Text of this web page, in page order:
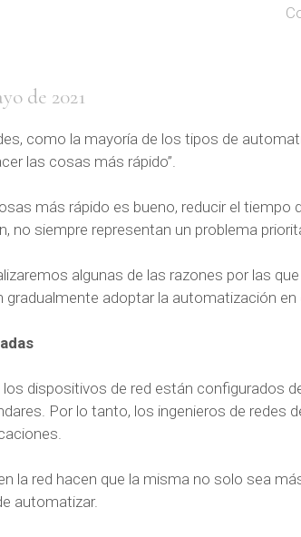
de 2021
como la mayoría de los tipos de
las cosas más rápido”.
más rápido es bueno, reducir el tiempo
no siempre representan un problema
algunas de las razones por las
adoptar la automatización
los dispositivos de red están configurados
Por lo tanto, los ingenieros de redes
la red hacen que la misma no solo sea
automatizar.